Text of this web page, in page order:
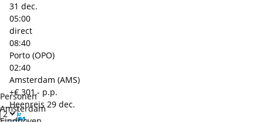
Personen
Amsterdam
31 dec.
05:00
direct
08:40
Porto (OPO)
02:40
Amsterdam (AMS)
+€ 301,- p.p.
Heenreis 29 dec.